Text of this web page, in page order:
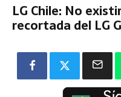
LG Chile: No
recortada del LG